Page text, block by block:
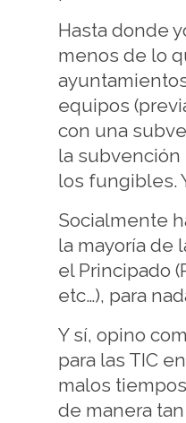
Hasta donde
menos de lo
equipos
con una
la subvención
los fungibles.
Socialmente
la mayoría de
el Principado
etc…), para
Y sí, opino
para las TIC
malos
de manera